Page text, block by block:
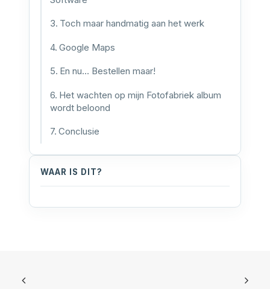
WAAR IS DIT?
Toch maar handmatig aan het werk
Google Maps
En nu… Bestellen maar!
Het wachten op mijn Fotofabriek album
wordt beloond
Conclusie